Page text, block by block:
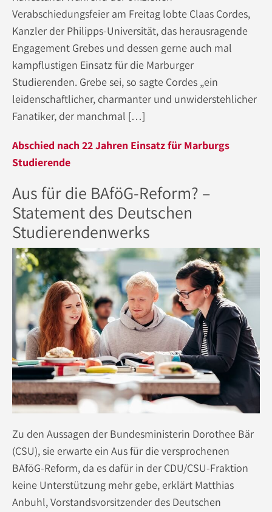
Verabschiedungsfeier am Freitag lobte Claas Cordes,
Kanzler der Philipps-Universität, das herausragende
Engagement Grebes und dessen gerne auch mal
kampflustigen Einsatz für die Marburger
Studierenden. Grebe sei, so sagte Cordes „ein
leidenschaftlicher, charmanter und unwiderstehlicher
Fanatiker, der manchmal […]
Abschied nach 22 Jahren Einsatz für Marburgs
Studierende
Aus für die BAföG-Reform? –
Statement des Deutschen
Studierendenwerks
Zu den Aussagen der Bundesministerin Dorothee Bär
(CSU), sie erwarte ein Aus für die versprochenen
BAföG-Reform, da es dafür in der CDU/CSU-Fraktion
keine Unterstützung mehr gebe, erklärt Matthias
Anbuhl, Vorstandsvorsitzender des Deutschen